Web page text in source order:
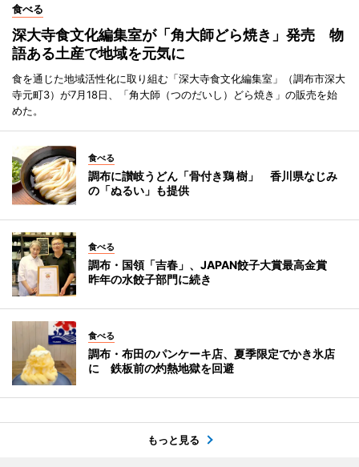
食べる
深大寺食文化編集室が「角大師どら焼き」発売 物
語ある土産で地域を元気に
食を通じた地域活性化に取り組む「深大寺食文化編集室」（調布市深大
寺元町3）が7月18日、「角大師（つのだいし）どら焼き」の販売を始
めた。
食べる
調布に讃岐うどん「骨付き鶏 樹」 香川県なじみ
の「ぬるい」も提供
食べる
調布・国領「吉春」、JAPAN餃子大賞最高金賞
昨年の水餃子部門に続き
食べる
調布・布田のパンケーキ店、夏季限定でかき氷店
に 鉄板前の灼熱地獄を回避
もっと見る